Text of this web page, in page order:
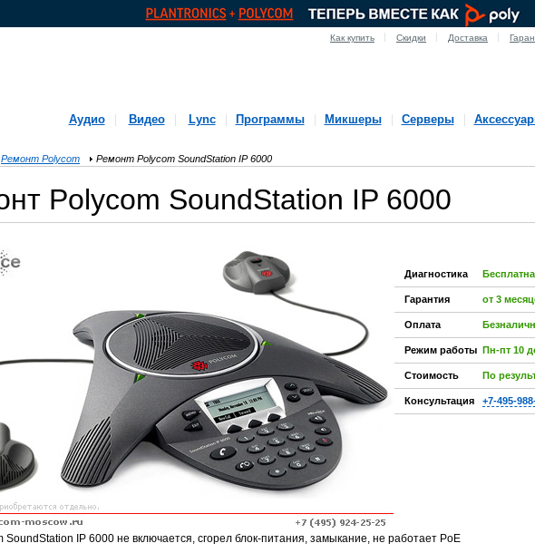
Как купить Скидки Доставка
Аудио
Видео Lync Программы Микшеры Серверы
Ремонт Polycom Ремонт Polycom SoundStation IP 6000
Polycom SoundStation IP 6000
Диагностика
Гарантия от 3
Оплата
Режим работы Пн-пт 10
Стоимость По
Консультация +7-495-
SoundStation IP 6000 не включается, сгорел блок-питания, замыкание, не работает PoE